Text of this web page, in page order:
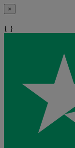
×
{ }